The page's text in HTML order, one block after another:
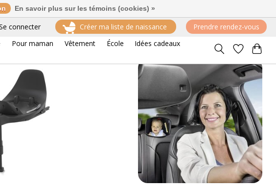
connecter Créer ma liste de naissance
Prendre rendez-vous
Pour maman Vêtement École
Idées cadeaux
6 produits Trier par Produits les plus récents
En savoir plus sur les témoins (cookies) »